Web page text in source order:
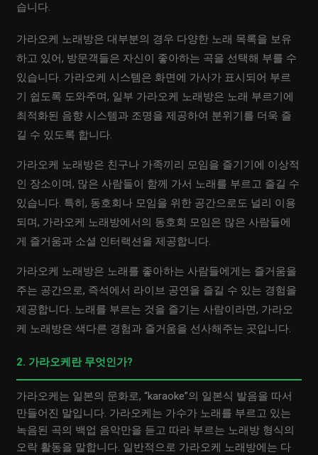
습니다.
가라오케 노래방은 대부분의 경우 다양한 노래 목록을 보유
하고 있어, 방문객들은 자신이 좋아하는 곡을 선택해 부를 수
있습니다. 가라오케 시스템은 화면에 가사가 표시되어 부르
기 쉽도록 도와주며, 일부 가라오케 노래방은 노래 부르기에
최적화된 음향 시스템과 조명을 제공하여 분위기를 더욱 즐
길 수 있도록 합니다.
가라오케 노래방은 친구나 가족끼리 모임을 즐기기에 이상적
인 장소이며, 많은 사람들이 함께 가서 노래를 부르고 즐길 수
있습니다. 특히, 동호회나 모임을 위한 공간으로도 널리 이용
되며, 가라오케 노래방에서의 동호회 모임은 많은 사람들에
게 즐거움과 소셜 인터랙션을 제공합니다.
가라오케 노래방은 노래를 좋아하는 사람들에게는 즐거움을
주는 공간으로, 즉석에서 라이브 공연을 즐길 수 있는 경험을
제공합니다. 노래를 부르는 것을 즐기는 사람이라면, 가라오
케 노래방은 색다른 경험과 즐거움을 선사해주는 곳입니다.
2. 가라오케란 무엇인가?
가라오케는 일본의 문화로, “karaoke”의 일본식 발음을 따서
만들어진 말입니다. 가라오케는 가수가 노래를 부르고 있는
녹음된 곡의 백업 음악만을 듣고 따라 부르는 노래방 형식의
오락 활동을 말합니다. 일반적으로 가라오케 노래방에는 다